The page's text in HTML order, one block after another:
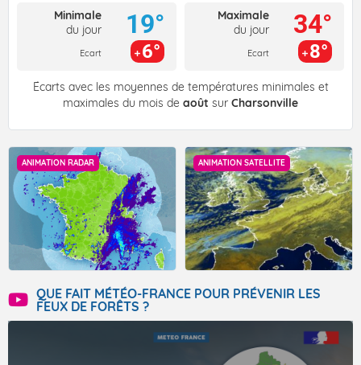
Minimale
du jour
Ecart
19°
6°
Maximale
du jour
Ecart
34°
8°
Écarts avec les moyennes de températures minimales et
maximales du mois de août sur Charsonville
ANIMATION RADAR ANIMATION SATELLITE
QUE FAIT MÉTÉO-FRANCE POUR PRÉVENIR LES
FEUX DE FORÊTS ?